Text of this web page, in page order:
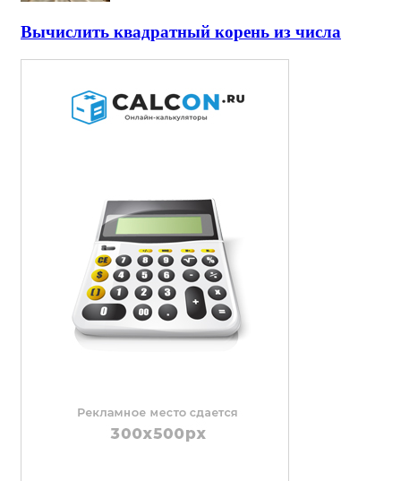
Вычислить квадратный корень из числа